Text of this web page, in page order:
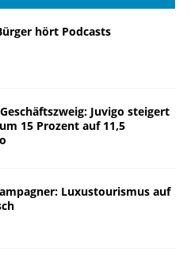
hört Podcasts
Juvigo steigert
15 Prozent auf 11,5
Luxustourismus auf